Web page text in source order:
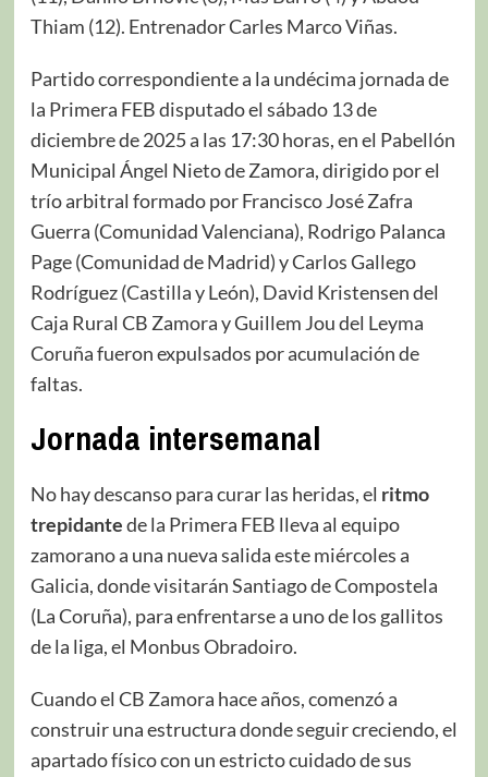
Thiam (12). Entrenador Carles Marco Viñas.
Partido correspondiente a la undécima jornada de
la Primera FEB disputado el sábado 13 de
diciembre de 2025 a las 17:30 horas, en el Pabellón
Municipal Ángel Nieto de Zamora, dirigido por el
trío arbitral formado por Francisco José Zafra
Guerra (Comunidad Valenciana), Rodrigo Palanca
Page (Comunidad de Madrid) y Carlos Gallego
Rodríguez (Castilla y León), David Kristensen del
Caja Rural CB Zamora y Guillem Jou del Leyma
Coruña fueron expulsados por acumulación de
faltas.
Jornada intersemanal
No hay descanso para curar las heridas, el ritmo
trepidantede la Primera FEB lleva al equipo
zamorano a una nueva salida este miércoles a
Galicia, donde visitarán Santiago de Compostela
(La Coruña), para enfrentarse a uno de los gallitos
de la liga, el Monbus Obradoiro.
Cuando el CB Zamora hace años, comenzó a
construir una estructura donde seguir creciendo, el
apartado físico con un estricto cuidado de sus